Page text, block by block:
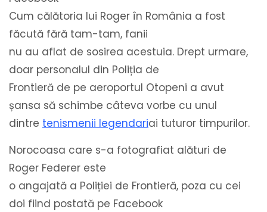
Cum călătoria lui Roger în România a fost
făcută fără tam-tam, fanii
nu au aflat de sosirea acestuia. Drept urmare,
doar personalul din Poliția de
Frontieră de pe aeroportul Otopeni a avut
șansa să schimbe câteva vorbe cu unul
dintre tenismenii legendariai tuturor timpurilor.
Norocoasa care s-a fotografiat alături de
Roger Federer este
o angajată a Poliției de Frontieră, poza cu cei
doi fiind postată pe Facebook